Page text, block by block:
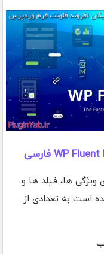
ویژگی ها، فیلد ها و
است به تعدادی از